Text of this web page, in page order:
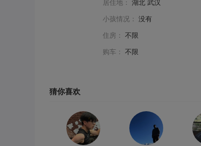
居住地： 湖北 武汉
小孩情况： 没有
住房： 不限
购车： 不限
猜你喜欢